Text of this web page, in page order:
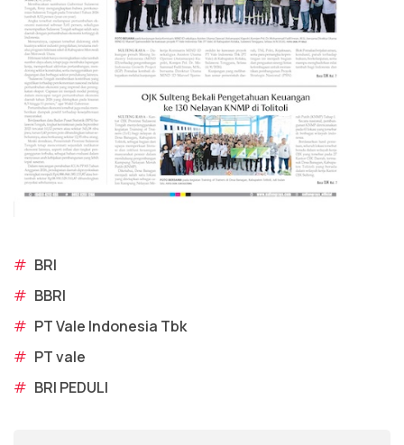
# BRI
# BBRI
# PT Vale Indonesia Tbk
# PT vale
# BRI PEDULI